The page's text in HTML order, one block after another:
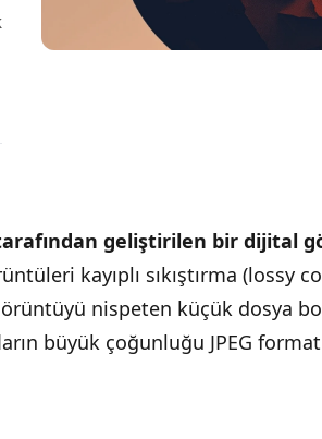
geliştirilen bir dijital
kayıplı sıkıştırma (lossy
nispeten küçük dosya
büyük çoğunluğu JPEG